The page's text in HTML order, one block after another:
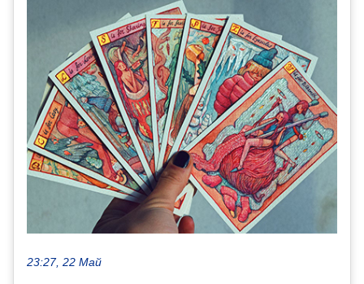
23:27, 22 Май